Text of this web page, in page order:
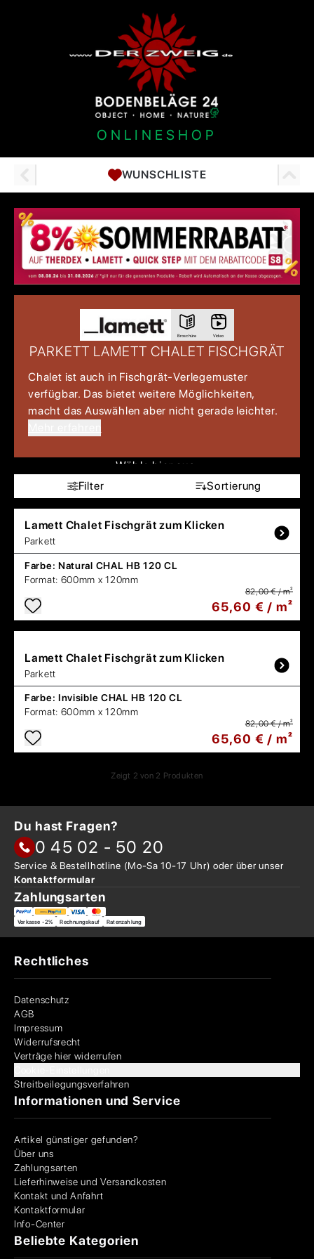
ONLINESHOP
WUNSCHLISTE
Broschüre Video
PARKETT LAMETT CHALET FISCHGRÄT
Chalet ist auch in Fischgrät-Verlegemuster
verfügbar. Das bietet weitere Möglichkeiten,
macht das Auswählen aber nicht gerade leichter.
Wähle hier aus:
Filter
Sortierung
Lamett Chalet Fischgrät zum Klicken
Parkett
Farbe: Natural CHAL HB 120 CL
Format: 600mm x 120mm
82,00 € / m²
65,60 € / m²
Lamett Chalet Fischgrät zum Klicken
Parkett
Farbe: Invisible CHAL HB 120 CL
Format: 600mm x 120mm
82,00 € / m²
65,60 € / m²
Zeigt 2 von 2 Produkten
Du hast Fragen?
0 45 02 - 50 20
Service & Bestellhotline (Mo-Sa 10-17 Uhr) oder überunser
Kontaktformular
Zahlungsarten
Vorkasse -2% Rechnungskauf Ratenzahlung
Rechtliches
Datenschutz
AGB
Impressum
Widerrufsrecht
Verträge hier widerrufen
Streitbeilegungsverfahren
Informationen und Service
Artikel günstiger gefunden?
Über uns
Zahlungsarten
Lieferhinweise und Versandkosten
Kontakt und Anfahrt
Kontaktformular
Info-Center
Beliebte Kategorien